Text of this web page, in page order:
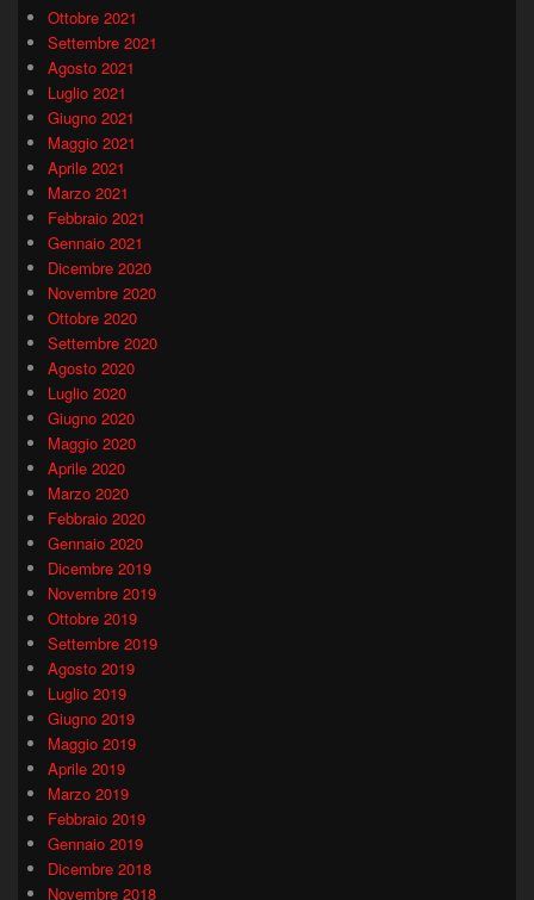
Ottobre 2021
Settembre 2021
Agosto 2021
Luglio 2021
Giugno 2021
Maggio 2021
Aprile 2021
Marzo 2021
Febbraio 2021
Gennaio 2021
Dicembre 2020
Novembre 2020
Ottobre 2020
Settembre 2020
Agosto 2020
Luglio 2020
Giugno 2020
Maggio 2020
Aprile 2020
Marzo 2020
Febbraio 2020
Gennaio 2020
Dicembre 2019
Novembre 2019
Ottobre 2019
Settembre 2019
Agosto 2019
Luglio 2019
Giugno 2019
Maggio 2019
Aprile 2019
Marzo 2019
Febbraio 2019
Gennaio 2019
Dicembre 2018
Novembre 2018